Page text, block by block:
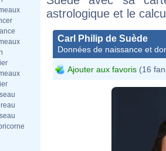
astrologique et le
Carl Philip de Suède
Données de naissance et
Ajouter aux favoris (16